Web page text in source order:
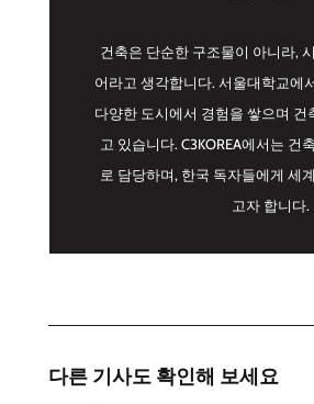
건축은 단순한 구조물이 아니라,
어라고 생각합니다. 서울대학교에
다양한 도시에서 경험을 쌓으며 건
고 있습니다. C3KOREA에서는 건
로 담당하며, 한국 독자들에게 세
고자 합니다.
다른 기사도 확인해 보세요